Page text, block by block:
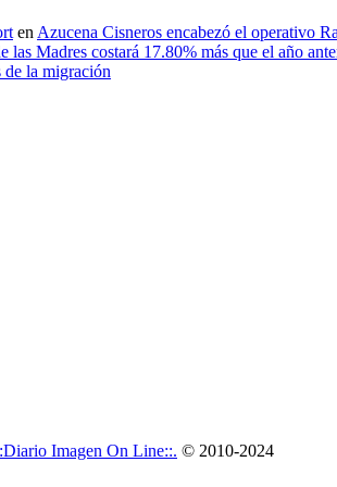
en Azucena Cisneros encabezó el operativo
las Madres costará 17.80% más que el año
de la migración
Imagen On Line::. © 2010-2024